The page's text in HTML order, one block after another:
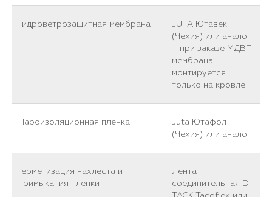
Гидроветрозащитная мембрана
JUTA Ютавек
(Чехия) или аналог
—при заказе МДВП
мембрана
монтируется
только на кровле
Пароизоляционная пленка
Juta Ютафол
(Чехия) или аналог
Герметизация нахлеста и
примыкания пленки
Лента
соединительная D-